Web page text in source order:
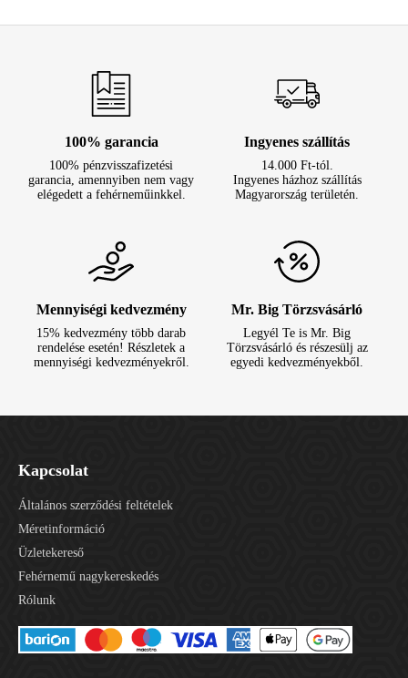
100% garancia
100% pénzvisszafizetési
garancia, amennyiben nem vagy
elégedett a fehérneműinkkel.
Ingyenes szállítás
14.000 Ft-tól.
Ingyenes házhoz szállítás
Magyarország területén.
Mennyiségi kedvezmény
15% kedvezmény több darab
rendelése esetén! Részletek a
mennyiségi kedvezményekről.
Mr. Big Törzsvásárló
Legyél Te is Mr. Big
Törzsvásárló és részesülj az
egyedi kedvezményekből.
Kapcsolat
Általános szerződési feltételek
Méretinformáció
Üzletekereső
Fehérnemű nagykereskedés
Rólunk